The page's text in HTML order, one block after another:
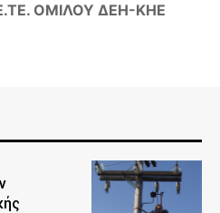
ΟΜΙΛΟΥ ΔΕΗ-ΚΗΕ